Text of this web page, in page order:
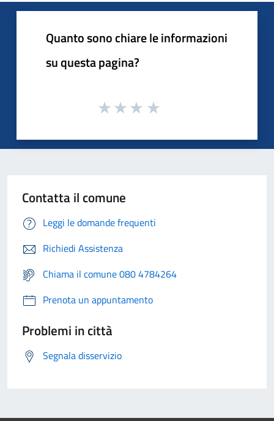
Quanto sono chiare le informazioni
su questa pagina?
Contatta il comune
Leggi le domande frequenti
Richiedi Assistenza
Chiama il comune 080 4784264
Prenota un appuntamento
Problemi in città
Segnala disservizio